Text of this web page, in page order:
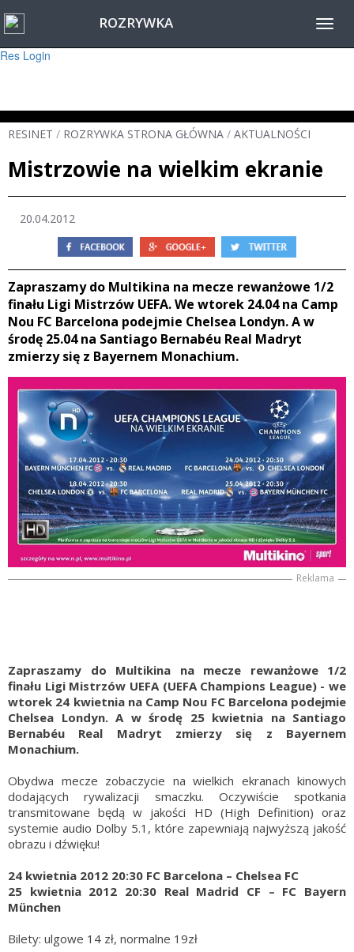
Warning
: session_start(): Failed to read session data: user (path: ) in
Res Login
ROZRYWKA
RESINET / ROZRYWKA STRONA GŁÓWNA / AKTUALNOŚCI
Mistrzowie na wielkim ekranie
20.04.2012
Zapraszamy do Multikina na mecze rewanżowe 1/2
finału Ligi Mistrzów UEFA. We wtorek 24.04 na Camp
Nou FC Barcelona podejmie Chelsea Londyn. A w
środę 25.04 na Santiago Bernabéu Real Madryt
zmierzy się z Bayernem Monachium.
Reklama
Zapraszamy do Multikina na mecze rewanżowe 1/2
finału Ligi Mistrzów UEFA (UEFA Champions League) - we
wtorek 24 kwietnia na Camp Nou FC Barcelona podejmie
Chelsea Londyn. A w środę 25 kwietnia na Santiago
Bernabéu Real Madryt zmierzy się z Bayernem
Monachium.
Obydwa mecze zobaczycie na wielkich ekranach kinowych
dodających rywalizacji smaczku. Oczywiście spotkania
transmitowane będą w jakości HD (High Definition) oraz
systemie audio Dolby 5.1, które zapewniają najwyższą jakość
obrazu i dźwięku!
24 kwietnia 2012 20:30 FC Barcelona – Chelsea FC
25 kwietnia 2012 20:30 Real Madrid CF – FC Bayern
München
Bilety: ulgowe 14 zł, normalne 19zł